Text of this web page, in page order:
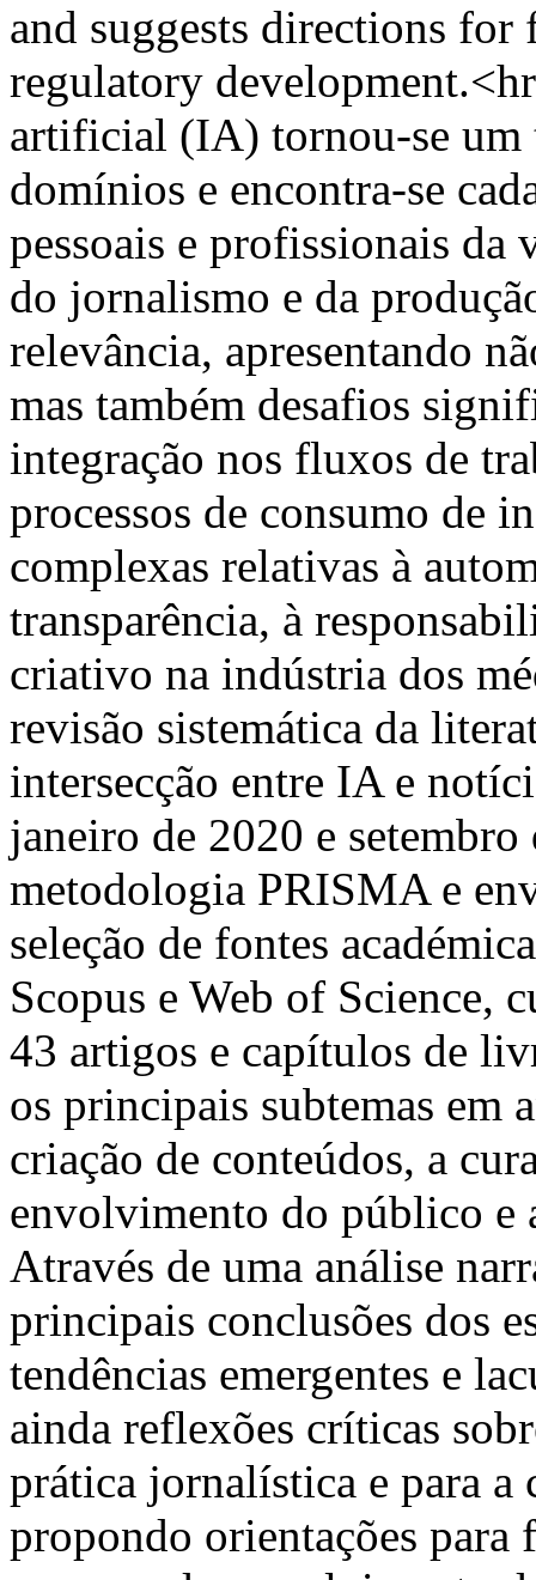
and suggests directions
regulatory
artificial (IA) tornou-se um
domínios e encontra-se
pessoais e profissionais da
do jornalismo e da
relevância, apresentando
mas também desafios
integração nos fluxos de
processos de consumo de
complexas relativas à
transparência, à
criativo na indústria dos
revisão sistemática da
intersecção entre IA e
janeiro de 2020 e
metodologia PRISMA e
seleção de fontes
Scopus e Web of Science,
43 artigos e capítulos de
os principais subtemas em
criação de conteúdos, a
envolvimento do público e
Através de uma análise
principais conclusões dos
tendências emergentes e
ainda reflexões críticas
prática jornalística e para a
propondo orientações para